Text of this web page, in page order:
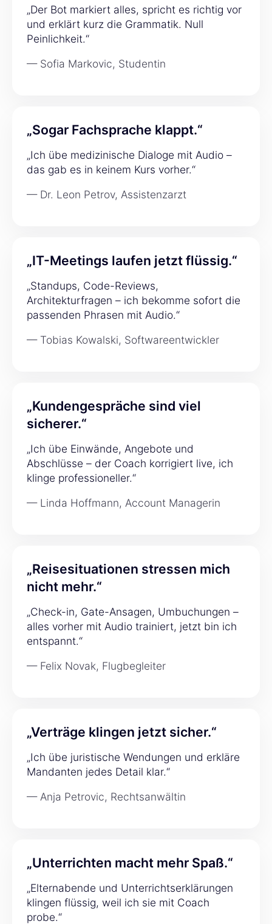
„Der Bot markiert alles, spricht es richtig vor
und erklärt kurz die Grammatik. Null
Peinlichkeit.“
— Sofia Markovic, Studentin
„Sogar Fachsprache klappt.“
„Ich übe medizinische Dialoge mit Audio –
das gab es in keinem Kurs vorher.“
— Dr. Leon Petrov, Assistenzarzt
„IT-Meetings laufen jetzt flüssig.“
„Standups, Code-Reviews,
Architekturfragen – ich bekomme sofort die
passenden Phrasen mit Audio.“
— Tobias Kowalski, Softwareentwickler
„Kundengespräche sind viel
sicherer.“
„Ich übe Einwände, Angebote und
Abschlüsse – der Coach korrigiert live, ich
klinge professioneller.“
— Linda Hoffmann, Account Managerin
„Reisesituationen stressen mich
nicht mehr.“
„Check-in, Gate-Ansagen, Umbuchungen –
alles vorher mit Audio trainiert, jetzt bin ich
entspannt.“
— Felix Novak, Flugbegleiter
„Verträge klingen jetzt sicher.“
„Ich übe juristische Wendungen und erkläre
Mandanten jedes Detail klar.“
— Anja Petrovic, Rechtsanwältin
„Unterrichten macht mehr Spaß.“
„Elternabende und Unterrichtserklärungen
klingen flüssig, weil ich sie mit Coach
probe.“